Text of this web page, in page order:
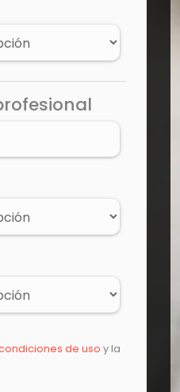
de uso y la